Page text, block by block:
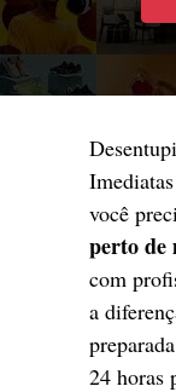
você
perto de
com
a
24 horas